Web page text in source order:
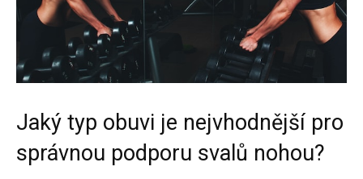
Jaký typ obuvi je nejvhodnější pro
správnou podporu svalů nohou?